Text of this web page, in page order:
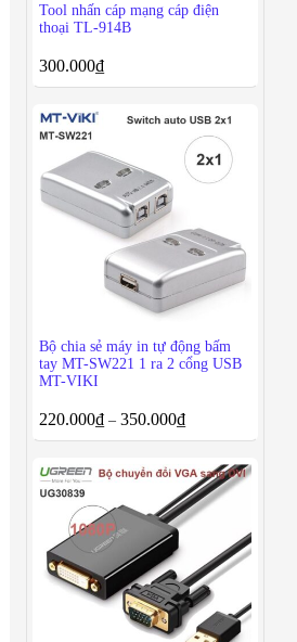
Tool nhấn cáp mạng cáp điện
thoại TL-914B
300.000₫
Bộ chia sẻ máy in tự động bấm
tay MT-SW221 1 ra 2 cổng USB
MT-VIKI
220.000₫ –350.000₫